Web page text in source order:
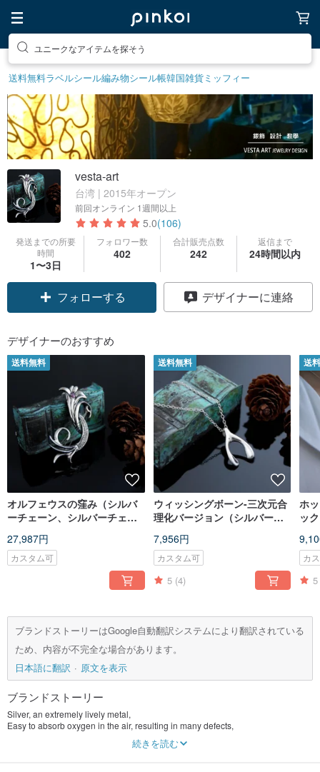
ユニークなアイテムを探そう
送料無料ラベルシール編み物シール帳韓国雑貨ミッフィー
vesta-art
台湾 | 2015年オープン
前回オンライン 1週間以上
5.0(106)
発送までの所要
時間
1〜3日
フォロワー数
402
合計販売点数
242
返信まで
24時間以内
フォローする デザイナーに連絡
デザイナーのおすすめ
送料無料
オルフェウスの窪み（シルバ
ーチェーン、シルバーチェー
27,987円
カスタム可
送料無料
ウィッシングボーン-三次元合
理化バージョン（シルバーネ
7,956円
カスタム可
5 (4)
送
ホ
ッ
カ
5
ブランドストーリーはGoogle自動翻訳システムにより翻訳されている
ため、内容が不完全な場合があります。
日本語に翻訳
原文を表示
ブランドストーリー
Silver, an extremely lively metal,
Easy to absorb oxygen in the air, resulting in many defects,
But his charm lies in "defective perfection".
続きを読む